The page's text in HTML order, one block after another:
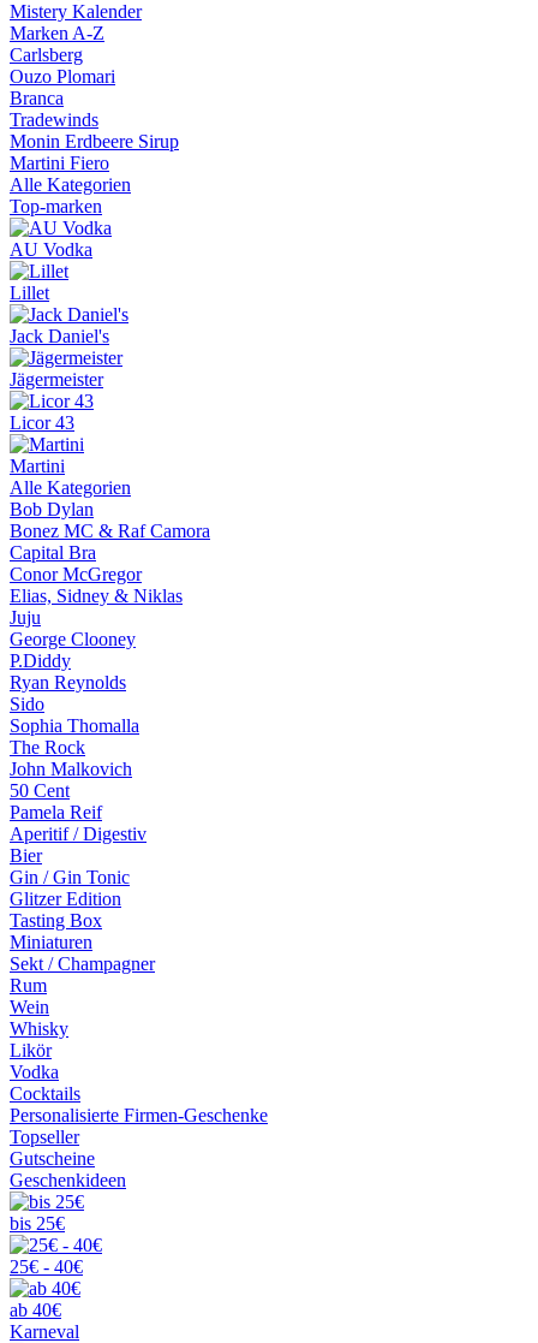
Mistery Kalender
Marken A-Z
Carlsberg
Ouzo Plomari
Branca
Tradewinds
Monin Erdbeere Sirup
Martini Fiero
Alle Kategorien
Top-marken
AU Vodka
Lillet
Jack Daniel's
Jägermeister
Licor 43
Martini
Alle Kategorien
Bob Dylan
Bonez MC & Raf Camora
Capital Bra
Conor McGregor
Elias, Sidney & Niklas
Juju
George Clooney
P.Diddy
Ryan Reynolds
Sido
Sophia Thomalla
The Rock
John Malkovich
50 Cent
Pamela Reif
Aperitif / Digestiv
Bier
Gin / Gin Tonic
Glitzer Edition
Tasting Box
Miniaturen
Sekt / Champagner
Rum
Wein
Whisky
Likör
Vodka
Cocktails
Personalisierte Firmen-Geschenke
Topseller
Gutscheine
Geschenkideen
bis 25€
25€ - 40€
ab 40€
Karneval